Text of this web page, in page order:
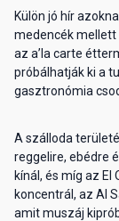
Külön jó hír
medencék mellett
az a’la carte
próbálhatják ki a
gasztronómia
A szálloda
reggelire, ebédre
kínál, és míg az
koncentrál, az Al
amit muszáj